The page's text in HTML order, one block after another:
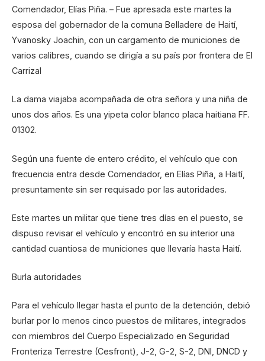
Comendador, Elías Piña. – Fue apresada este martes la
esposa del gobernador de la comuna Belladere de Haití,
Yvanosky Joachin, con un cargamento de municiones de
varios calibres, cuando se dirigía a su país por frontera de El
Carrizal
La dama viajaba acompañada de otra señora y una niña de
unos dos años. Es una yipeta color blanco placa haitiana FF.
01302.
Según una fuente de entero crédito, el vehículo que con
frecuencia entra desde Comendador, en Elías Piña, a Haití,
presuntamente sin ser requisado por las autoridades.
Este martes un militar que tiene tres días en el puesto, se
dispuso revisar el vehículo y encontró en su interior una
cantidad cuantiosa de municiones que llevaría hasta Haití.
Burla autoridades
Para el vehículo llegar hasta el punto de la detención, debió
burlar por lo menos cinco puestos de militares, integrados
con miembros del Cuerpo Especializado en Seguridad
Fronteriza Terrestre (Cesfront), J-2, G-2, S-2, DNI, DNCD y